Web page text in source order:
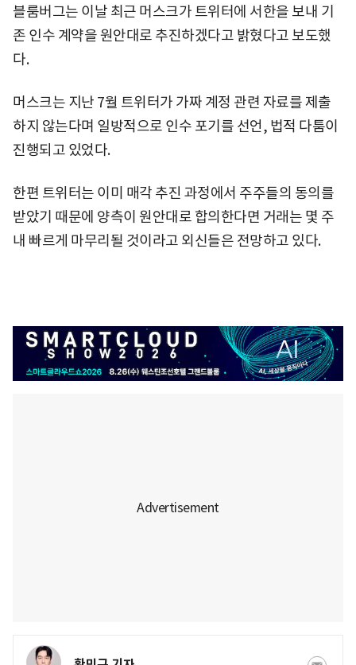
블룸버그는 이날 최근 머스크가 트위터에 서한을 보내 기
존 인수 계약을 원안대로 추진하겠다고 밝혔다고 보도했
다.
머스크는 지난 7월 트위터가 가짜 계정 관련 자료를 제출
하지 않는다며 일방적으로 인수 포기를 선언, 법적 다툼이
진행되고 있었다.
한편 트위터는 이미 매각 추진 과정에서 주주들의 동의를
받았기 때문에 양측이 원안대로 합의한다면 거래는 몇 주
내 빠르게 마무리될 것이라고 외신들은 전망하고 있다.